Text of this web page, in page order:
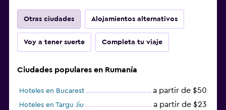
Otras ciudades Alojamientos alternativos
Voy a tener suerte Completa tu viaje
Ciudades populares en Rumanía
Hoteles en Bucarest a partir de $50
Hoteles en Targu Jiu a partir de $23